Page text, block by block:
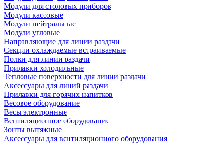
Модули для столовых приборов
Модули кассовые
Модули нейтральные
Модули угловые
Направляющие для линии раздачи
Секции охлаждаемые встраиваемые
Полки для линии раздачи
Прилавки холодильные
Тепловые поверхности для линии раздачи
Аксессуары для линий раздачи
Прилавки для горячих напитков
Весовое оборудование
Весы электронные
Вентиляционное оборудование
Зонты вытяжные
Аксессуары для вентиляционного оборудования